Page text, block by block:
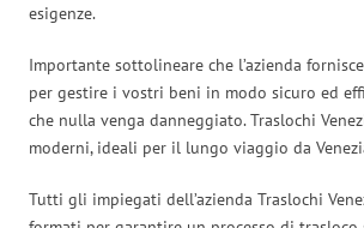
esigenze.
Importante sottolineare che l’azienda
per gestire i vostri beni in modo sicuro ed
che nulla venga danneggiato. Traslochi
moderni, ideali per il lungo viaggio da
Tutti gli impiegati dell’azienda Traslochi